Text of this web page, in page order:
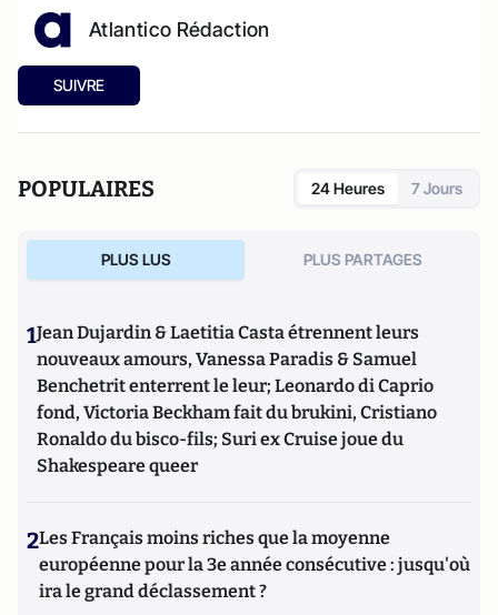
Atlantico Rédaction
SUIVRE
POPULAIRES 24 Heures 7 Jours
PLUS LUS PLUS PARTAGES
1Jean Dujardin & Laetitia Casta étrennent leurs
nouveaux amours, Vanessa Paradis & Samuel
Benchetrit enterrent le leur; Leonardo di Caprio
fond, Victoria Beckham fait du brukini, Cristiano
Ronaldo du bisco-fils; Suri ex Cruise joue du
Shakespeare queer
2Les Français moins riches que la moyenne
européenne pour la 3e année consécutive : jusqu'où
ira le grand déclassement ?